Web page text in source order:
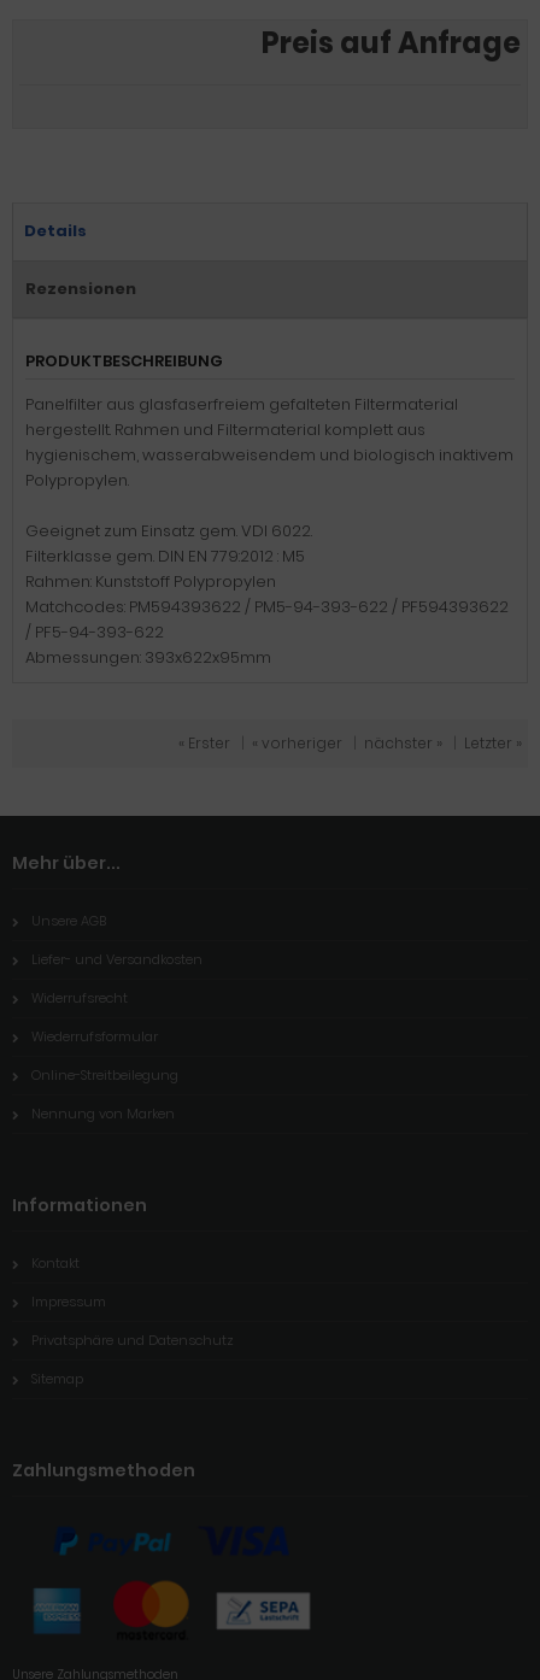
Preis auf Anfrage
Details
Rezensionen
PRODUKTBESCHREIBUNG
Panelfilter aus glasfaserfreiem gefalteten Filtermaterial
hergestellt. Rahmen und Filtermaterial komplett aus
hygienischem, wasserabweisendem und biologisch inaktivem
Polypropylen.
Geeignet zum Einsatz gem. VDI 6022.
Filterklasse gem. DIN EN 779:2012 : M5
Rahmen: Kunststoff Polypropylen
Matchcodes: PM594393622 / PM5-94-393-622 / PF594393622
/ PF5-94-393-622
Abmessungen: 393x622x95mm
« Erster « vorheriger nächster » Letzter »
Mehr über...
Unsere AGB
Liefer- und Versandkosten
Widerrufsrecht
Wiederrufsformular
Online-Streitbeilegung
Nennung von Marken
Informationen
Kontakt
Impressum
Privatsphäre und Datenschutz
Sitemap
Zahlungsmethoden
Unsere Zahlungsmethoden